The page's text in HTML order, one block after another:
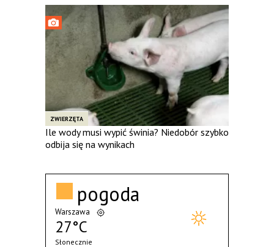
ZWIERZĘTA
Ile wody musi wypić świnia? Niedobór szybko
odbija się na wynikach
pogoda
Warszawa
27°C
Słonecznie